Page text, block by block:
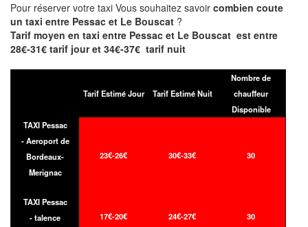
Pour réserver votre taxi Vous souhaitez savoir combien coute
un taxi entre Pessac et Le Bouscat ?
Tarif moyen en taxi entre Pessac et Le Bouscat est entre
28€-31€ tarif jour et 34€-37€ tarif nuit
Tarif Estimé Jour Tarif Estimé Nuit
Nombre de
chauffeur
Disponible
TAXI Pessac
- Aeroport de
Bordeaux-
Merignac
23€-26€ 30€-33€ 30
TAXI Pessac
- talence
17€-20€ 24€-27€ 30